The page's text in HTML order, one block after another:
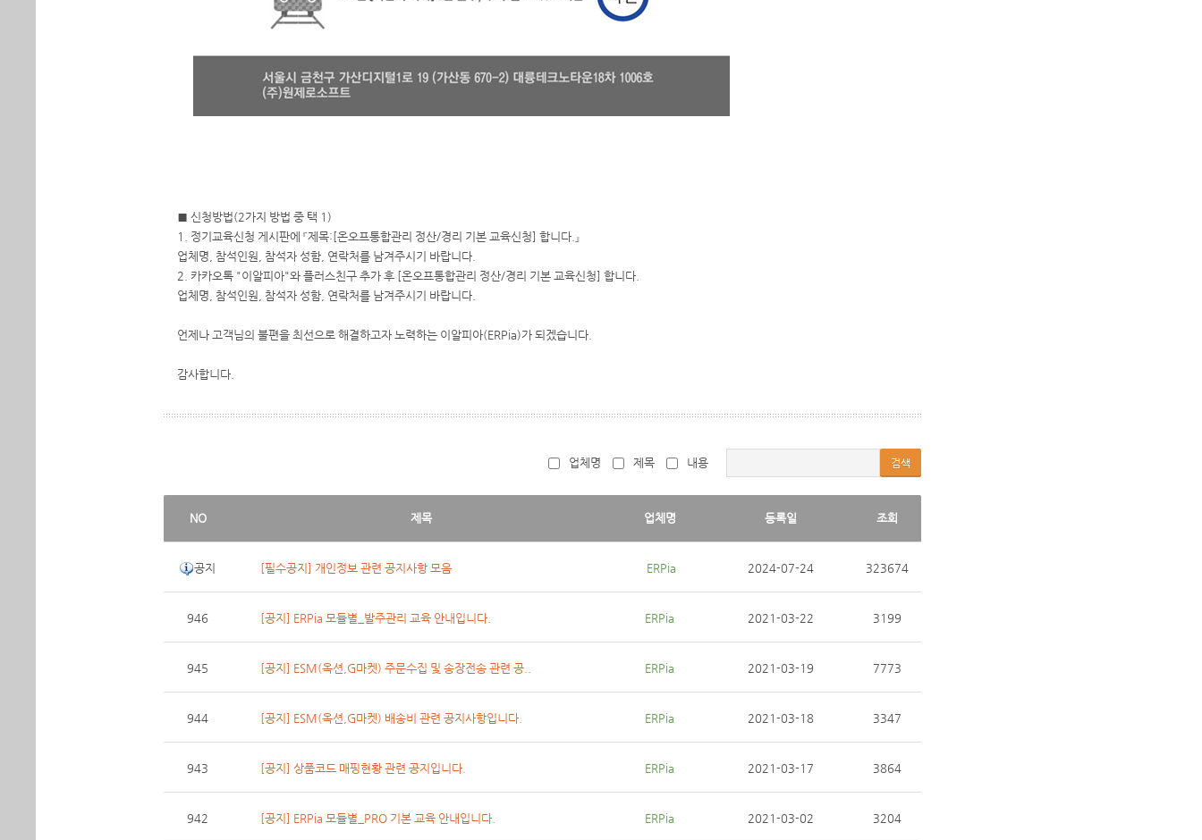
■ 신청방법(2가지 방법 중 택 1)
1. 정기교육신청 게시판에 『제목:[온오프통합관리 정산/경리 기본 교육신청] 합니다.』
업체명, 참석인원, 참석자 성함, 연락처를 남겨주시기 바랍니다.
2. 카카오톡 "이알피아"와 플러스친구 추가 후 [온오프통합관리 정산/경리 기본 교육신청] 합니다.
업체명, 참석인원, 참석자 성함, 연락처를 남겨주시기 바랍니다.
언제나 고객님의 불편을 최선으로 해결하고자 노력하는 이알피아(ERPia)가 되겠습니다.
감사합니다.
업체명 제목 내용 검색
NO 제목 업체명 등록일 조회
공지 [필수공지] 개인정보 관련 공지사항 모음 ERPia 2024-07-24 323674
946 [공지] ERPia 모듈별_발주관리 교육 안내입니다. ERPia 2021-03-22 3199
945 [공지] ESM(옥션,G마켓) 주문수집 및 송장전송 관련 공.. ERPia 2021-03-19 7773
944 [공지] ESM(옥션,G마켓) 배송비 관련 공지사항입니다. ERPia 2021-03-18 3347
943 [공지] 상품코드 매핑현황 관련 공지입니다. ERPia 2021-03-17 3864
942 [공지] ERPia 모듈별_PRO 기본 교육 안내입니다. ERPia 2021-03-02 3204